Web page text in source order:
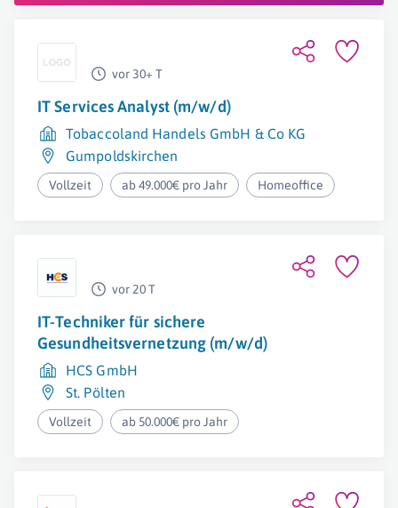
vor 30+ T
IT Services Analyst (m/w/d)
Tobaccoland Handels GmbH & Co KG
Gumpoldskirchen
Vollzeit ab 49.000€ pro Jahr Homeoffice
vor 20 T
IT-Techniker für sichere
Gesundheitsvernetzung (m/w/d)
HCS GmbH
St. Pölten
Vollzeit ab 50.000€ pro Jahr